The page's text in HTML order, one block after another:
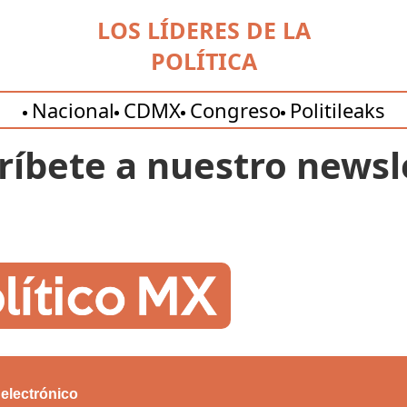
LOS LÍDERES DE LA
POLÍTICA
Nacional CDMX Congreso Politileaks
a nuestro